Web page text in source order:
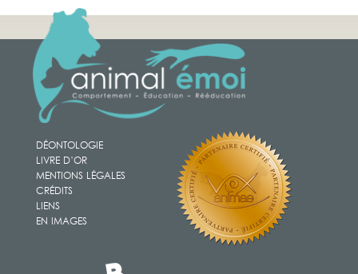
DÉONTOLOGIE
LIVRE D’OR
MENTIONS LÉGALES
CRÉDITS
LIENS
EN IMAGES